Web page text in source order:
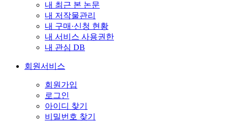
내 최근 본 논문
내 저작물관리
내 구매·신청 현황
내 서비스 사용권한
내 관심 DB
회원서비스
회원가입
로그인
아이디 찾기
비밀번호 찾기